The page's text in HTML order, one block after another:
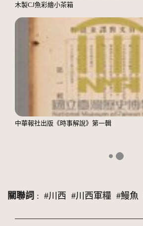
木製CJ魚彩繪小茶箱
中華報社出版《時事解說》第一輯
關聯詞 : #川西 #川西軍糧 #鰻魚